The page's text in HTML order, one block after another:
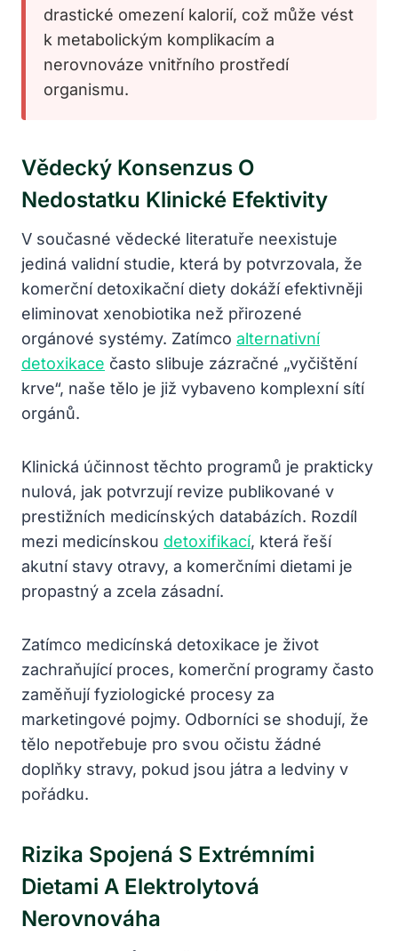
drastické omezení kalorií, což může vést
k metabolickým komplikacím a
nerovnováze vnitřního prostředí
organismu.
Vědecký Konsenzus O
Nedostatku Klinické Efektivity
V současné vědecké literatuře neexistuje
jediná validní studie, která by potvrzovala, že
komerční detoxikační diety dokáží efektivněji
eliminovat xenobiotika než přirozené
orgánové systémy. Zatímco alternativní
detoxikace často slibuje zázračné „vyčištění
krve“, naše tělo je již vybaveno komplexní sítí
orgánů.
Klinická účinnost těchto programů je prakticky
nulová, jak potvrzují revize publikované v
prestižních medicínských databázích. Rozdíl
mezi medicínskou detoxifikací, která řeší
akutní stavy otravy, a komerčními dietami je
propastný a zcela zásadní.
Zatímco medicínská detoxikace je život
zachraňující proces, komerční programy často
zaměňují fyziologické procesy za
marketingové pojmy. Odborníci se shodují, že
tělo nepotřebuje pro svou očistu žádné
doplňky stravy, pokud jsou játra a ledviny v
pořádku.
Rizika Spojená S Extrémními
Dietami A Elektrolytová
Nerovnováha